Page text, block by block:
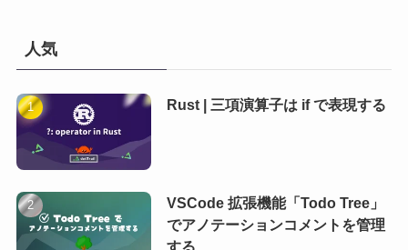
人気
Rust | 三項演算子は if で表現する
VSCode 拡張機能「Todo Tree」
でアノテーションコメントを管理
する